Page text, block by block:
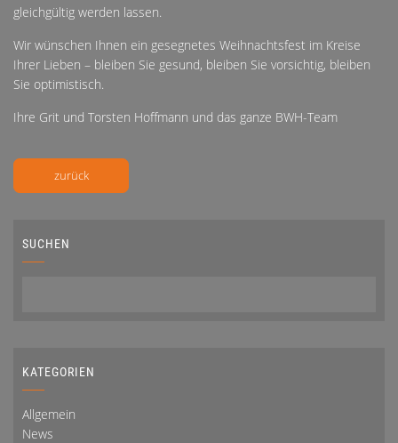
gleichgültig werden lassen.
Wir wünschen Ihnen ein gesegnetes Weihnachtsfest im Kreise
Ihrer Lieben – bleiben Sie gesund, bleiben Sie vorsichtig, bleiben
Sie optimistisch.
Ihre Grit und Torsten Hoffmann und das ganze BWH-Team
zurück
SUCHEN
KATEGORIEN
Allgemein
News